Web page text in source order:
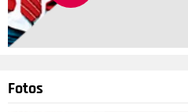
Fotos